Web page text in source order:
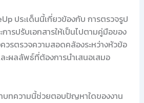
ประเด็นนี้เกี่ยวข้องกับ การตรวจรูป
ารปรับเอกสารให้เป็นไปตามคู่มือของ
วรตรวจความสอดคล้องระหว่างหัวข้อ
ะผลลัพธ์ที่ต้องการนำเสนอเสมอ
บทความนี้ช่วยตอบปัญหาใดของงาน